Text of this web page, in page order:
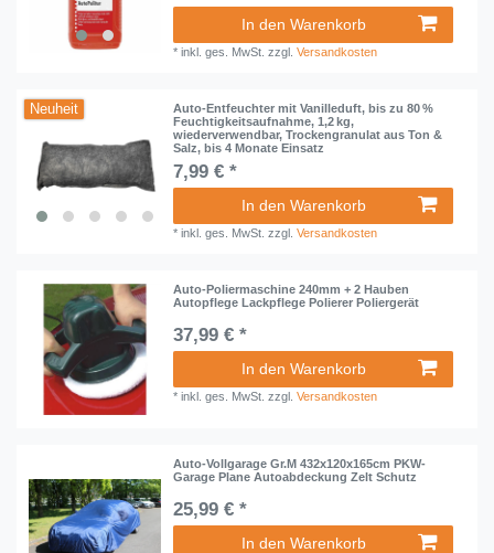
In den Warenkorb
*inkl. ges. MwSt. zzgl.Versandkosten
Neuheit
Auto-Entfeuchter mit Vanilleduft, bis zu 80 %
Feuchtigkeitsaufnahme, 1,2 kg,
wiederverwendbar, Trockengranulat aus Ton &
Salz, bis 4 Monate Einsatz
7,99 € *
In den Warenkorb
*inkl. ges. MwSt. zzgl.Versandkosten
Auto-Poliermaschine 240mm + 2 Hauben
Autopflege Lackpflege Polierer Poliergerät
37,99 € *
In den Warenkorb
*inkl. ges. MwSt. zzgl.Versandkosten
Auto-Vollgarage Gr.M 432x120x165cm PKW-
Garage Plane Autoabdeckung Zelt Schutz
25,99 € *
In den Warenkorb